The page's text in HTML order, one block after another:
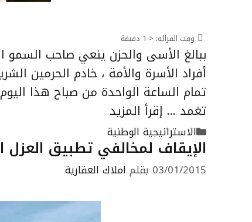
وقت القرائه: < 1 دقيقة
ببالغ الأسى والحزن ينعي صاحب السمو
أفراد الأسرة والأمة ، خادم الحرمين
تغمد … إقرأ المزيد
التصنيفات
الاستراتيجية الوطنية
الإيقاف لمخالفي تطبيق العزل
03/01/2015 بقلم املاك العقارية